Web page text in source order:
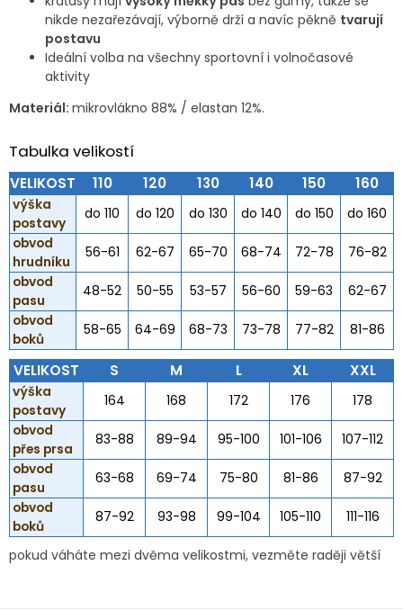
nikde nezařezávají, výborně drží a navíc pěkně tvarují
postavu
Ideální volba na všechny sportovní i volnočasové
aktivity
Materiál: mikrovlákno 88% / elastan 12%.
Tabulka velikostí
VELIKOST 110 120 130 140 150 160
výška
postavy
do 110 do 120 do 130 do 140 do 150
do 160
obvod
hrudníku
56-61 62-67 65-70 68-74 72-78
76-82
obvod
pasu
48-52 50-55 53-57 56-60 59-63
62-67
obvod
boků
58-65 64-69 68-73 73-78 77-82 81-86
VELIKOST S M L XL XXL
výška
postavy
164 168 172 176
178
obvod
přes prsa
83-88 89-94 95-100 101-106
107-112
obvod
pasu
63-68 69-74 75-80 81-86
87-92
obvod
boků
87-92 93-98 99-104 105-110 111-116
pokud váháte mezi dvěma velikostmi, vezměte raději větší